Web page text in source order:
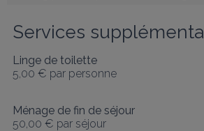
Services
Linge de toilette
5,00 € par personne
Ménage de fin de séjour
50,00 € par séjour